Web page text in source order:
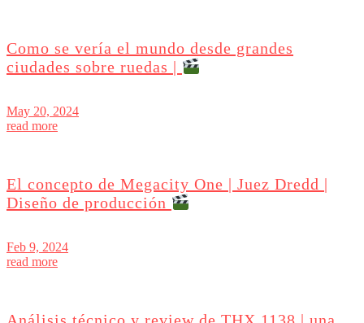
Como se vería el mundo desde grandes
ciudades sobre ruedas |
May 20, 2024
read more
El concepto de Megacity One | Juez Dredd |
Diseño de producción
Feb 9, 2024
read more